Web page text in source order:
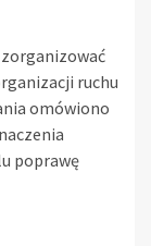
ruchu
omówiono
poprawę